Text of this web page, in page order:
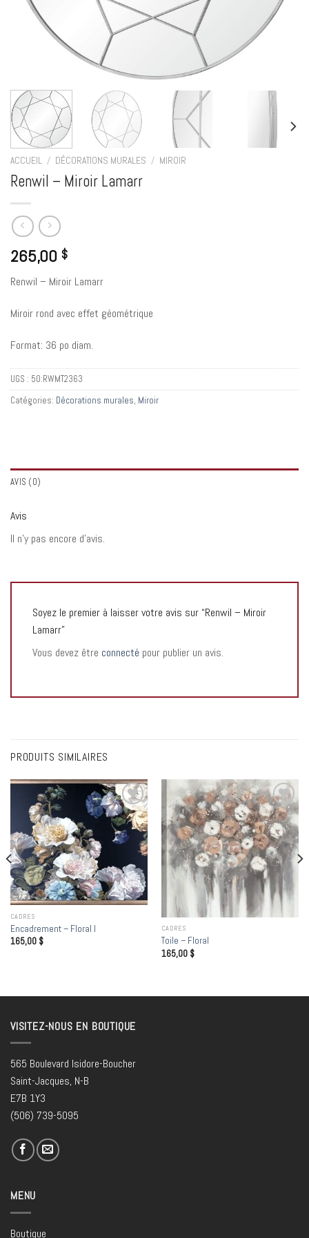
ACCUEIL / DÉCORATIONS MURALES / MIROIR
Renwil – Miroir Lamarr
265,00 $
Renwil – Miroir Lamarr
Miroir rond avec effet géométrique
Format: 36 po diam.
UGS : 50:RWMT2363
Catégories: Décorations murales, Miroir
AVIS (0)
Avis
Il n’y pas encore d’avis.
Soyez le premier à laisser votre avis sur “Renwil – Miroir
Lamarr”
Vous devez être connecté pour publier un avis.
PRODUITS SIMILAIRES
Add to
wishlist
CADRES
Encadrement – Floral I
165,00 $
Add to
wishlist
CADRES
Toile – Floral
165,00 $
VISITEZ-NOUS EN BOUTIQUE
565 Boulevard Isidore-Boucher
Saint-Jacques, N-B
E7B 1Y3
(506) 739-5095
MENU
Boutique